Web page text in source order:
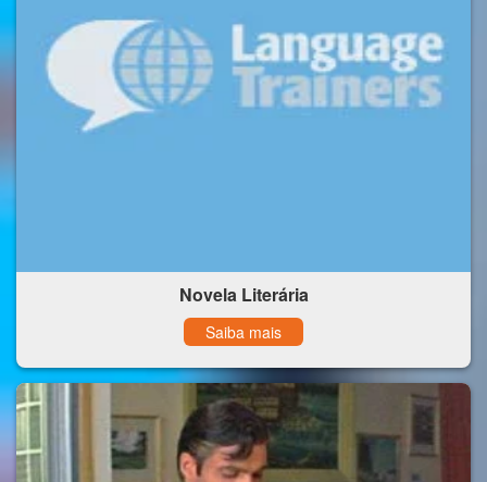
Novela Literária
Saiba mais